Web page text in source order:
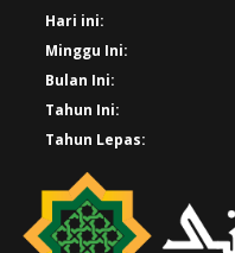
Hari ini:
Minggu Ini:
Bulan Ini:
Tahun Ini:
Tahun Lepas: